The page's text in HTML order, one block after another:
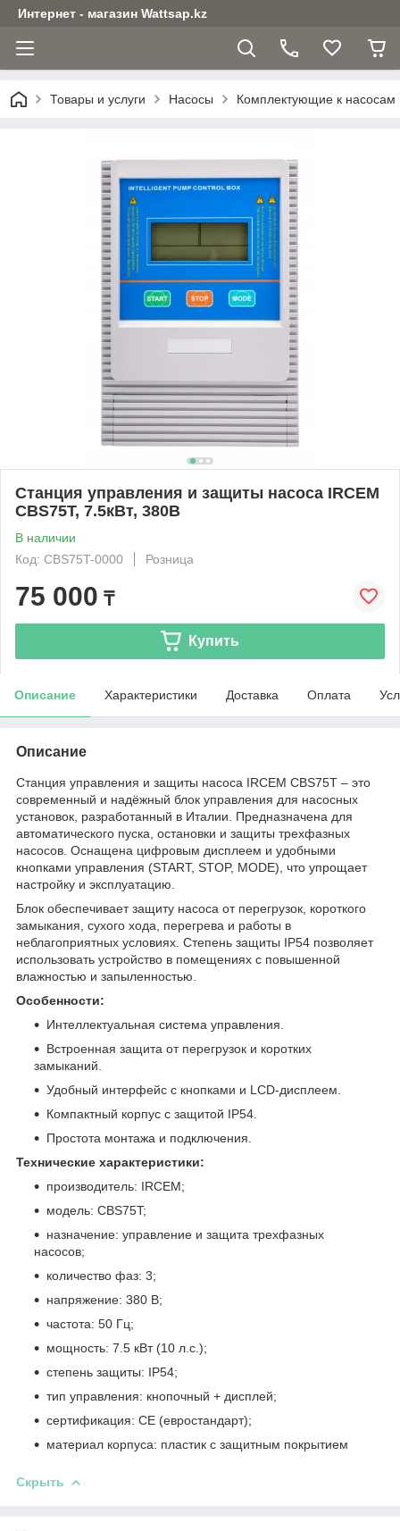
Интернет - магазин Wattsap.kz
Товары и услуги Насосы Комплектующие к насосам
Станция управления и защиты насоса IRCEM
CBS75T, 7.5кВт, 380В
В наличии
Код: CBS75T-0000
Розница
75 000 ₸
Купить
Описание Характеристики Доставка Оплата
Описание
Станция управления и защиты насоса IRCEM CBS75T – это
современный и надёжный блок управления для насосных
установок, разработанный в Италии. Предназначена для
автоматического пуска, остановки и защиты трехфазных
насосов. Оснащена цифровым дисплеем и удобными
кнопками управления (START, STOP, MODE), что упрощает
настройку и эксплуатацию.
Блок обеспечивает защиту насоса от перегрузок, короткого
замыкания, сухого хода, перегрева и работы в
неблагоприятных условиях. Степень защиты IP54 позволяет
использовать устройство в помещениях с повышенной
влажностью и запыленностью.
Особенности:
Интеллектуальная система управления.
Встроенная защита от перегрузок и коротких
замыканий.
Удобный интерфейс с кнопками и LCD-дисплеем.
Компактный корпус с защитой IP54.
Простота монтажа и подключения.
Технические характеристики:
производитель: IRCEM;
модель: CBS75T;
назначение: управление и защита трехфазных
насосов;
количество фаз: 3;
напряжение: 380 В;
частота: 50 Гц;
мощность: 7.5 кВт (10 л.с.);
степень защиты: IP54;
тип управления: кнопочный + дисплей;
сертификация: CE (евростандарт);
материал корпуса: пластик с защитным покрытием
Скрыть